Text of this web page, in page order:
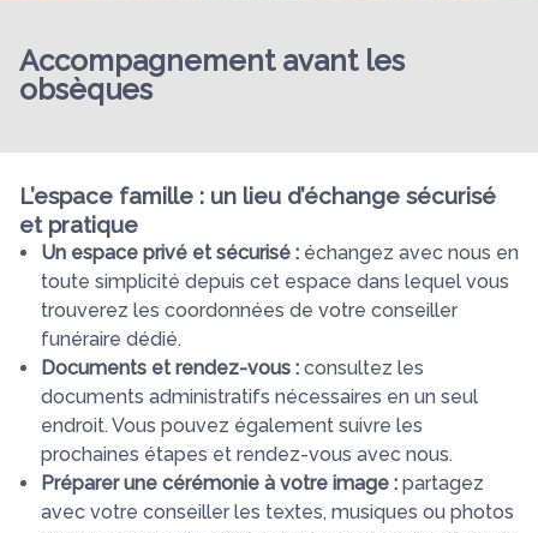
Accompagnement avant les
obsèques
L’espace famille : un lieu d’échange sécurisé
et pratique
Un espace privé et sécurisé : échangez avec nous en
toute simplicité depuis cet espace dans lequel vous
trouverez les coordonnées de votre conseiller
funéraire dédié.
Documents et rendez-vous : consultez les
documents administratifs nécessaires en un seul
endroit. Vous pouvez également suivre les
prochaines étapes et rendez-vous avec nous.
Préparer une cérémonie à votre image : partagez
avec votre conseiller les textes, musiques ou photos